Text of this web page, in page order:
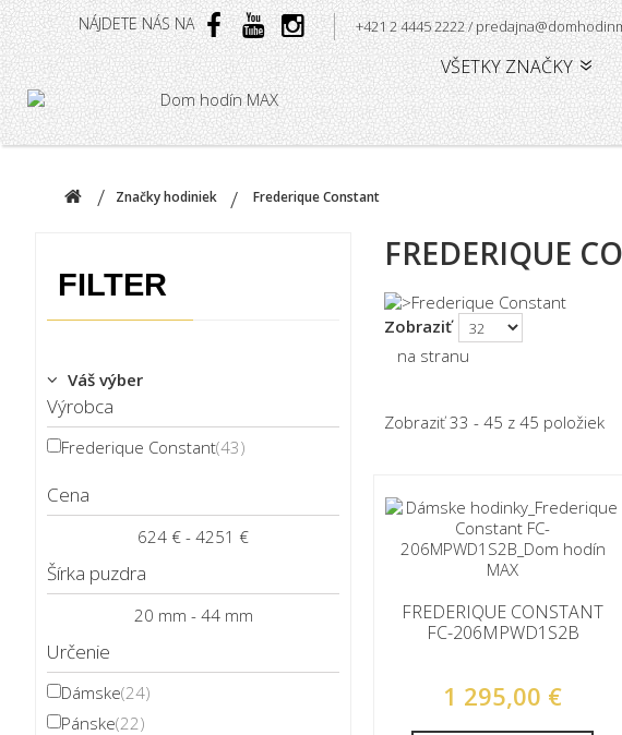
NÁJDETE NÁS NA +421 2 4445 2222 /
VŠETKY ZNAČKY
Značky hodiniek Frederique Constant
FILTER
Váš výber
Výrobca
Frederique Constant(43)
Cena
624 € - 4251 €
Šírka puzdra
20 mm - 44 mm
Určenie
Dámske(24)
Pánske(22)
FREDERIQUE
Zobraziť
na stranu
Zobraziť 33 - 45 z 45 položiek
FREDERIQUE CONSTANT
FC-206MPWD1S2B
1 295,00 €